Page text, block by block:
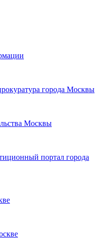
города Москвы
Москвы
портал города